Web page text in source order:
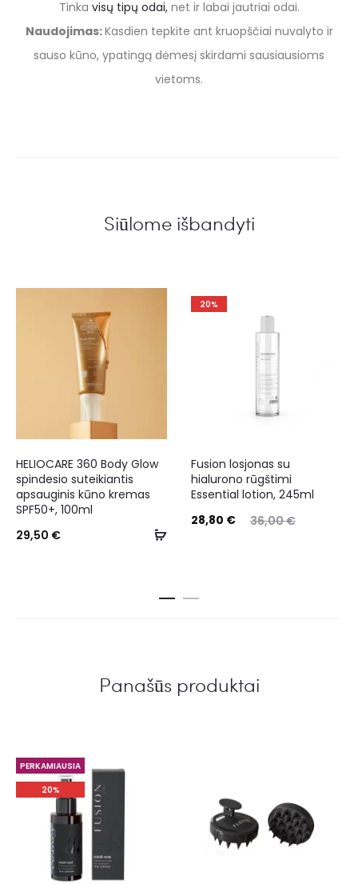
Tinka visų tipų odai, net ir labai jautriai odai.
Naudojimas:Kasdien tepkite ant kruopščiai nuvalyto ir
sauso kūno, ypatingą dėmesį skirdami sausiausioms
vietoms.
Siūlome išbandyti
HELIOCARE 360 Body Glow
spindesio suteikiantis
apsauginis kūno kremas
SPF50+, 100ml
29,50 €
20%
Fusion losjonas su
hialurono rūgštimi
Essential lotion, 245ml
36,00€
28,80 €
Panašūs produktai
PERKAMIAUSIA
20%